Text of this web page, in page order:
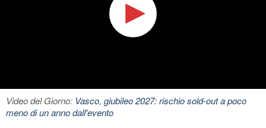
Video del Giorno: Vasco, giubileo 2027: rischio sold-out a poco
meno di un anno dall'evento